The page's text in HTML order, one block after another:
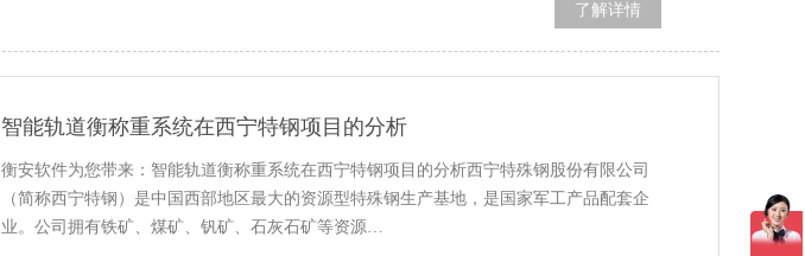
了解详情
智能轨道衡称重系统在西宁特钢项目的分析
衡安软件为您带来：智能轨道衡称重系统在西宁特钢项目的分析西宁特殊钢股份有限公司
（简称西宁特钢）是中国西部地区最大的资源型特殊钢生产基地，是国家军工产品配套企
业。公司拥有铁矿、煤矿、钒矿、石灰石矿等资源…